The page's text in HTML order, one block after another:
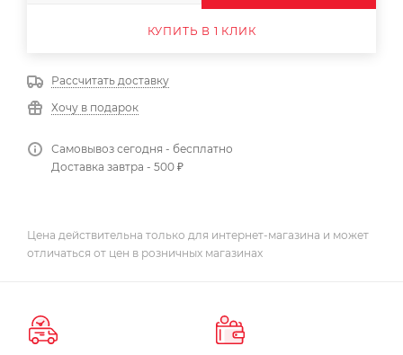
КУПИТЬ В 1 КЛИК
Рассчитать доставку
Хочу в подарок
Самовывоз сегодня - бесплатно
Доставка завтра - 500 ₽
Цена действительна только для интернет-магазина и может
отличаться от цен в розничных магазинах